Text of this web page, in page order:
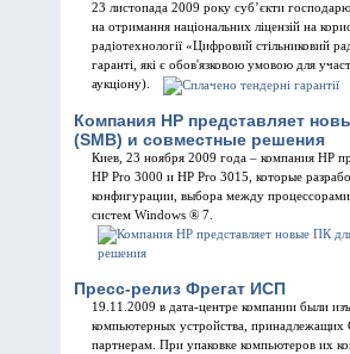
23 листопада 2009 року суб’єкти
на отримання національних ліцензій на
радіотехнології «Цифровий стільниковий
гаранті, які є обов'язковою умовою для
аукціону).
Компания HP представляет
(SMB) и совместные решения
Киев, 23 ноября 2009 года – компания HP
HP Pro 3000 и НР Pro 3015, которые
конфигурации, выбора между
систем Windows ® 7.
Пресс-релиз Фрегат ИСП
19.11.2009 в дата-центре компании были
компьютерных устройства,
партнерам. При упаковке компьютеров их